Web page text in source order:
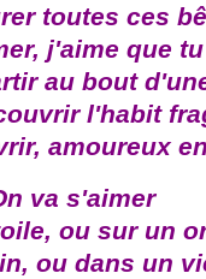
toutes ces
j'aime que
au bout
l'habit
amoureux
va s'aimer
ou sur un
ou dans un